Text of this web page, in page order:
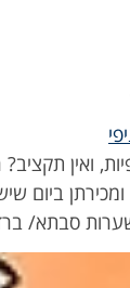
ואין
ביום
שערות סבתא/